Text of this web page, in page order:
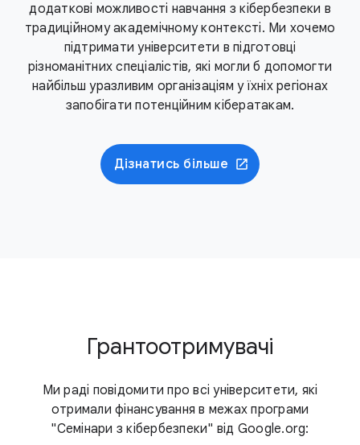
додаткові можливості навчання з кібербезпеки в
традиційному академічному контексті. Ми хочемо
підтримати університети в підготовці
різноманітних спеціалістів, які могли б допомогти
найбільш уразливим організаціям у їхніх регіонах
запобігати потенційним кібератакам.
Дізнатись більше
Грантоотримувачі
Ми раді повідомити про всі університети, які
отримали фінансування в межах програми
"Семінари з кібербезпеки" від Google.org: